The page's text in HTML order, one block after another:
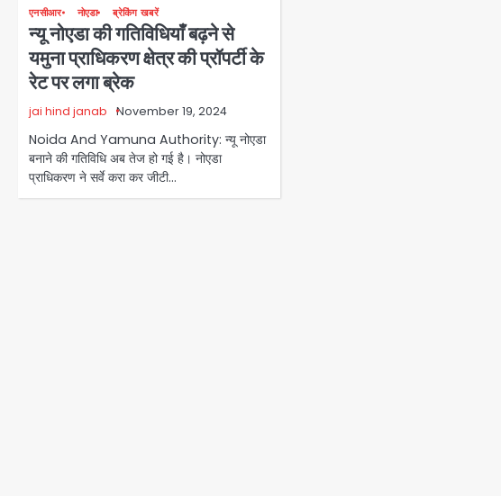
एनसीआर नोएडा ब्रेकिंग खबरें
न्यू नोएडा की गतिविधियाँ बढ़ने से
यमुना प्राधिकरण क्षेत्र की प्रॉपर्टी के
रेट पर लगा ब्रेक
jai hind janab November 19, 2024
Noida And Yamuna Authority: न्यू नोएडा
बनाने की गतिविधि अब तेज हो गई है। नोएडा
प्राधिकरण ने सर्वे करा कर जीटी…